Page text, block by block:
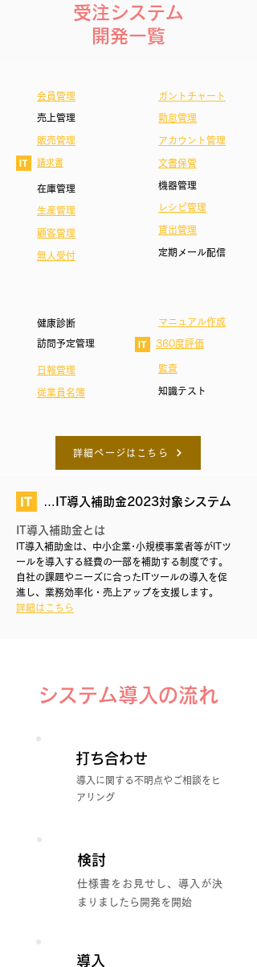
受注システム
開発一覧
会員管理
売上管理
販売管理
請求書
在庫管理
​生産管理
顧客管理
無人 受付
ガントチャート
勤怠管理
アカウント管理
文書保管
機器管理
レシピ管理
貸出管理
定期メール配信
健康診断
訪問予定管理
日報管理
従業員名簿
マニュアル作成
360度評価
監査
知識テスト
詳細ページはこちら
…IT導入補助金2023対象システム
IT導入補助金とは
IT導入補助金は、中小企業･小規模事業者等がITツ
ールを導入する経費の一部を補助する制度です。
自社の課題やニーズに合ったITツールの導入を促
進し、業務効率化・売上アップを支援します。
​詳細はこちら
システム導入の流れ
打ち合わせ
導入に関する不明点やご相談をヒ
アリング
検討
仕様書をお見せし、導入が決
まりましたら開発を開始
導入